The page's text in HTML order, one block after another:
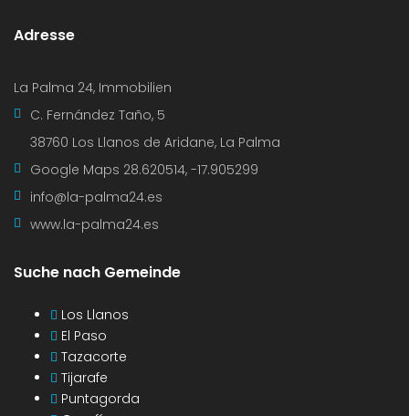
Adresse
La Palma 24, Immobilien
C. Fernández Taño, 5
38760 Los Llanos de Aridane, La Palma
Google Maps 28.620514, -17.905299
info@la-palma24.es
www.la-palma24.es
Suche nach Gemeinde
Los Llanos
El Paso
Tazacorte
Tijarafe
Puntagorda